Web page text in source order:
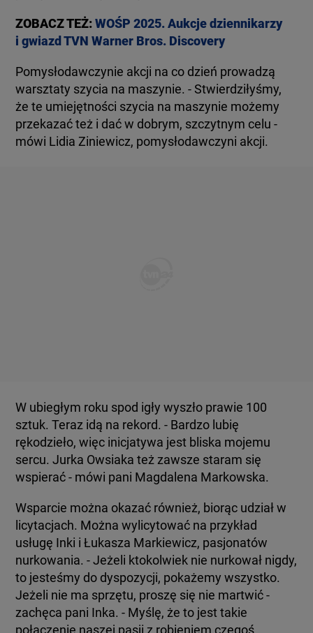
ZOBACZ TEŻ:WOŚP 2025. Aukcje dziennikarzy
i gwiazd TVN Warner Bros. Discovery
Pomysłodawczynie akcji na co dzień prowadzą
warsztaty szycia na maszynie. - Stwierdziłyśmy,
że te umiejętności szycia na maszynie możemy
przekazać też i dać w dobrym, szczytnym celu -
mówi Lidia Ziniewicz, pomysłodawczyni akcji.
W ubiegłym roku spod igły wyszło prawie 100
sztuk. Teraz idą na rekord. - Bardzo lubię
rękodzieło, więc inicjatywa jest bliska mojemu
sercu. Jurka Owsiaka też zawsze staram się
wspierać - mówi pani Magdalena Markowska.
Wsparcie można okazać również, biorąc udział w
licytacjach. Można wylicytować na przykład
usługę Inki i Łukasza Markiewicz, pasjonatów
nurkowania. - Jeżeli ktokolwiek nie nurkował nigdy,
to jesteśmy do dyspozycji, pokażemy wszystko.
Jeżeli nie ma sprzętu, proszę się nie martwić -
zachęca pani Inka. - Myślę, że to jest takie
połączenie naszej pasji z robieniem czegoś